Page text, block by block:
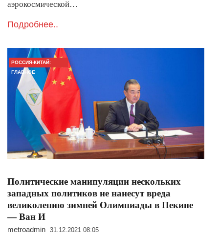
аэрокосмической…
Подробнее..
РОССИЯ-КИТАЙ:
ГЛАВНОЕ
Политические манипуляции нескольких
западных политиков не нанесут вреда
великолепию зимней Олимпиады в Пекине
— Ван И
metroadmin 31.12.2021 08:05